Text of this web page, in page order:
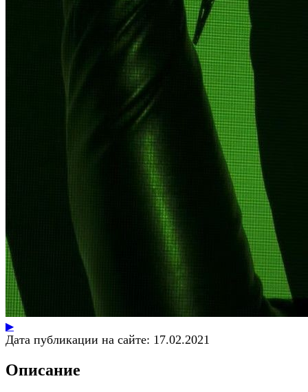
▶
Дата публикации на сайте: 17.02.2021
Описание